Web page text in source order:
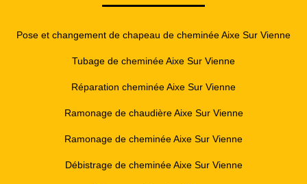
Pose et changement de chapeau de cheminée Aixe Sur Vienne
Tubage de cheminée Aixe Sur Vienne
Réparation cheminée Aixe Sur Vienne
Ramonage de chaudière Aixe Sur Vienne
Ramonage de cheminée Aixe Sur Vienne
Débistrage de cheminée Aixe Sur Vienne